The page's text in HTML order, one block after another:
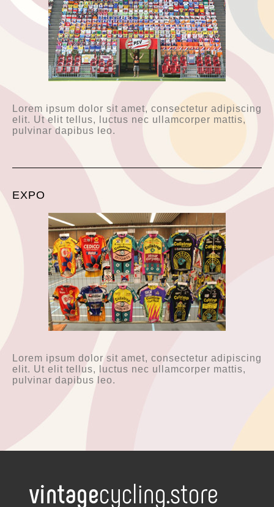
Lorem ipsum dolor sit amet, consectetur adipiscing
elit. Ut elit tellus, luctus nec ullamcorper mattis,
pulvinar dapibus leo.
EXPO
Lorem ipsum dolor sit amet, consectetur adipiscing
elit. Ut elit tellus, luctus nec ullamcorper mattis,
pulvinar dapibus leo.